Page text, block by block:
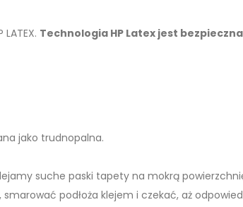
Technologia HP Latex jest bezpieczna
jako trudnopalna.
suche paski tapety na mokrą
podłoża klejem i czekać, aż